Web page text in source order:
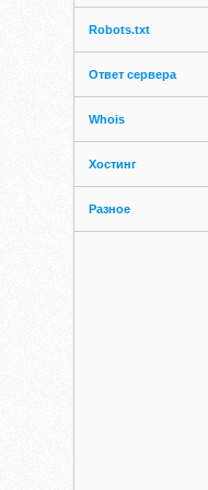
Robots.txt
Ответ сервера
Whois
Хостинг
Разное